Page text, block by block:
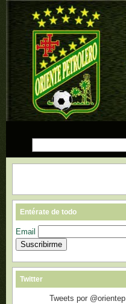
Entérate de todo
Email
Twitter
Tweets por @orientep